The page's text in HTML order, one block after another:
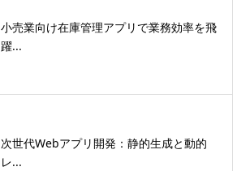
小売業向け在庫管理アプリで業務効率を飛
躍...
次世代Webアプリ開発：静的生成と動的
レ...